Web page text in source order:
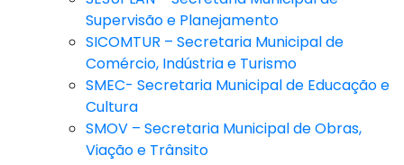
Supervisão e Planejamento
SICOMTUR – Secretaria Municipal de
Comércio, Indústria e Turismo
SMEC- Secretaria Municipal de Educação e
Cultura
SMOV – Secretaria Municipal de Obras,
Viação e Trânsito